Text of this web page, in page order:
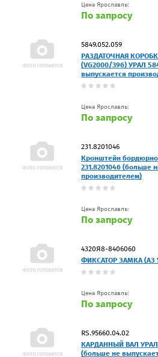
Цена Ярославль:
По запросу
5849.052.059
РАЗДАТОЧНАЯ
(VG2000/396) УРАЛ
выпускается
Цена Ярославль:
По запросу
231.8201046
Кронштейн
231.8201046 (больше
производителем)
Цена Ярославль:
По запросу
4320Я8-8406060
ФИКСАТОР ЗАМКА (АЗ
Цена Ярославль:
По запросу
RS.95660.04.02
КАРДАННЫЙ ВАЛ УРАЛ
(больше не